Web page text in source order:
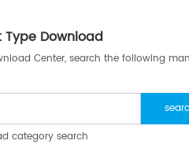
Type Download
Center, search the following
category search